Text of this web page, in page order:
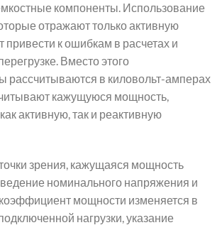
компоненты. Использование
отражают только активную
к ошибкам в расчетах и
Вместо этого
рассчитываются в киловольт-амперах
кажущуюся мощность,
активную, так и реактивную
зрения, кажущаяся мощность
номинального напряжения и
мощности изменяется в
нагрузки, указание